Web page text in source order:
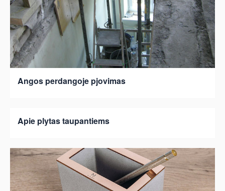
Angos perdangoje pjovimas
Apie plytas taupantiems